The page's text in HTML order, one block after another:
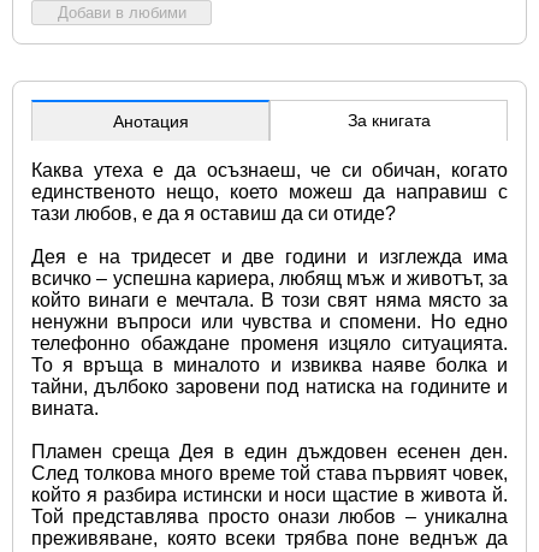
Добави в любими
Анотация За книгата
Каква утеха е да осъзнаеш, че си обичан, когато
единственото нещо, което можеш да направиш с
тази любов, е да я оставиш да си отиде?
Дея е на тридесет и две години и изглежда има
всичко – успешна кариера, любящ мъж и животът, за
който винаги е мечтала. В този свят няма място за
ненужни въпроси или чувства и спомени. Но едно
телефонно обаждане променя изцяло ситуацията.
То я връща в миналото и извиква наяве болка и
тайни, дълбоко заровени под натиска на годините и
вината.
Пламен среща Дея в един дъждовен есенен ден.
След толкова много време той става първият човек,
който я разбира истински и носи щастие в живота й.
Той представлява просто онази любов – уникална
преживяване, която всеки трябва поне веднъж да